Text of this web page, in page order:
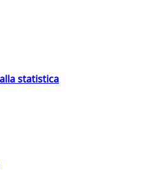
statistica